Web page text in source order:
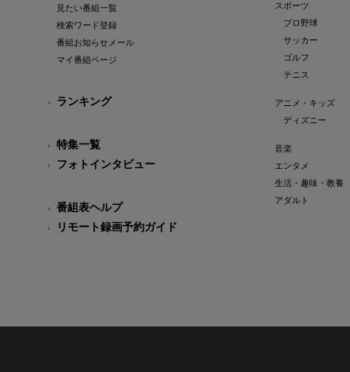
見たい番組一覧
検索ワード登録
番組お知らせメール
マイ番組ページ
ランキング
特集一覧
フォトインタビュー
番組表ヘルプ
リモート録画予約ガイド
スポーツ
プロ野球
サッカー
ゴルフ
テニス
アニメ・キッズ
ディズニー
音楽
エンタメ
生活・趣味・教養
アダルト